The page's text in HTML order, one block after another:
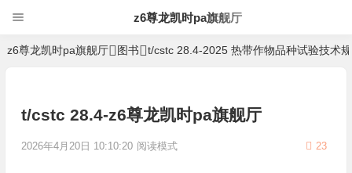
z6尊龙凯时pa旗舰厅
z6尊龙凯时pa旗舰厅 图书 t/cstc 28.4-2025 热带作物品种试验技术
t/cstc 28.4-z6尊龙凯时pa旗舰厅
2026年4月20日 10:10:20 23
阅读模式